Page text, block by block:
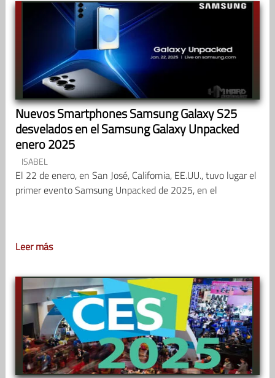
Nuevos Smartphones Samsung Galaxy S25
desvelados en el Samsung Galaxy Unpacked
enero 2025
ISABEL
El 22 de enero, en San José, California, EE.UU., tuvo lugar el
primer evento Samsung Unpacked de 2025, en el
Leer más